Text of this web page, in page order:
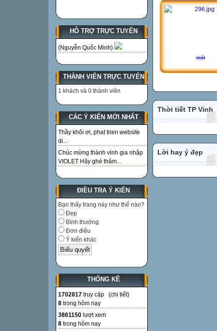
HỖ TRỢ TRỰC TUYẾN
(Nguyễn Quốc Minh)
THÀNH VIÊN TRỰC TUYẾN
1 khách và 0 thành viên
CÁC Ý KIẾN MỚI NHẤT
Thầy khôi ơi, phat trien website
di...
Chúc mừng thành vinh gia nhập
VIOLET Hãy ghé thăm...
ĐIỀU TRA Ý KIẾN
Bạn thấy trang này như thế nào?
Đẹp
Bình thường
Đơn điệu
Ý kiến khác
THỐNG KÊ
1702817 truy cập (chi tiết)
8 trong hôm nay
3861150 lượt xem
8 trong hôm nay
mới
Thời tiết TP Vinh
Lời hay ý đẹp